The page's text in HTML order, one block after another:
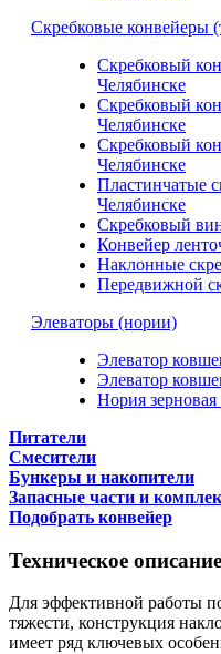
Скребковые конвейеры
Скребковый
Челябинске
Скребковый
Челябинске
Скребковый
Челябинске
Пластинчатые
Челябинске
Скребковый
Конвейер
Наклонные
Передвижной
Элеваторы (нории)
Элеватор
Элеватор
Нория
Питатели
Смесители
Бункеры и накопители
Запасные части и
Подобрать конвейер
Техническое
Для эффективной работы
тяжести, конструкция
имеет ряд ключевых